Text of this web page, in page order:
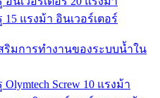
แรงม้า อินเวอร์เตอร์
ริมการทำงานของระบบน้ำใน
Screw 10 แรงม้า